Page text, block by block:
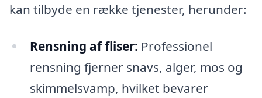
kan tilbyde en række tjenester, herunder:
Rensning af fliser: Professionel
rensning fjerner snavs, alger, mos og
skimmelsvamp, hvilket bevarer